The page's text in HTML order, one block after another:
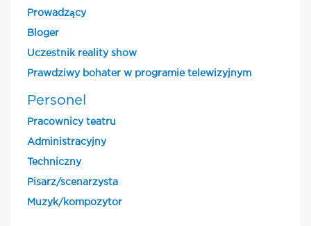
Prowadzący
Bloger
Uczestnik reality show
Prawdziwy bohater w programie telewizyjnym
Personel
Pracownicy teatru
Administracyjny
Techniczny
Pisarz/scenarzysta
Muzyk/kompozytor